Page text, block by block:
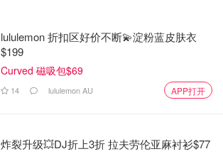
lululemon 折扣区好价不断💫淀粉蓝皮肤衣
$199
Curved 磁吸包$69
14 lululemon AU APP打开
炸裂升级💥DJ折上3折 拉夫劳伦亚麻衬衫$77